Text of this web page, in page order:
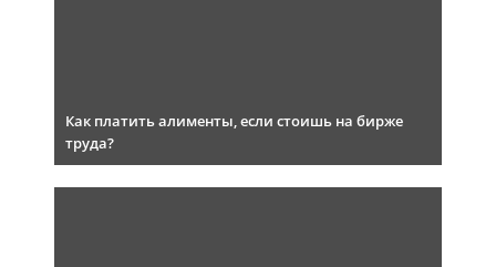
Как платить алименты, если стоишь на бирже
труда?